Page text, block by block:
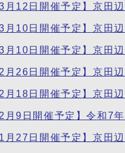
月12日開催予定】京田
月10日開催予定】京田
3月10日開催予定】京田
月26日開催予定】京田
月18日開催予定】京田
2月9日開催予定】令和7
月27日開催予定】京田